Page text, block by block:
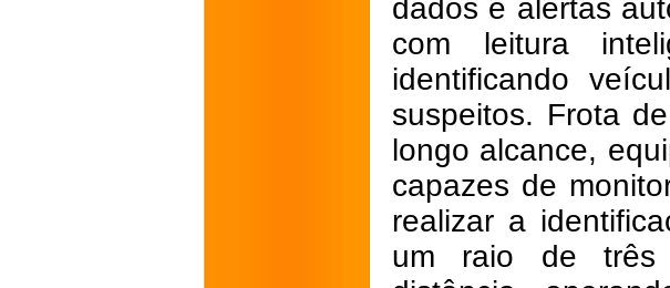
dados e alertas
com leitura
identificando
suspeitos. Frota
longo alcance,
capazes de
realizar a
um raio de três